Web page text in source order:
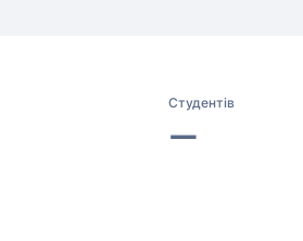
Студентів
—